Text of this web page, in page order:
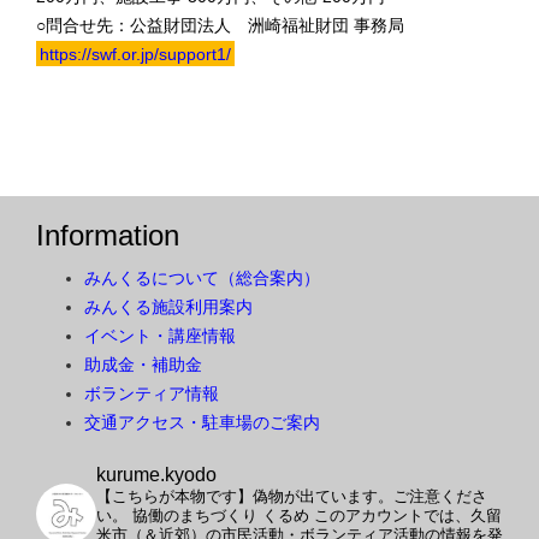
○問合せ先：公益財団法人 洲崎福祉財団 事務局
https://swf.or.jp/support1/
Information
みんくるについて（総合案内）
みんくる施設利用案内
イベント・講座情報
助成金・補助金
ボランティア情報
交通アクセス・駐車場のご案内
kurume.kyodo
【こちらが本物です】偽物が出ています。ご注意くださ
い。
協働のまちづくり くるめ このアカウントでは、久留
米市（＆近郊）の市民活動・ボランティア活動の情報を発